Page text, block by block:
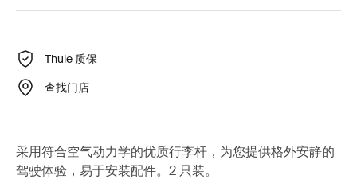
Thule 质保
查找门店
采用符合空气动力学的优质行李杆，为您提供格外安静的
驾驶体验，易于安装配件。2 只装。